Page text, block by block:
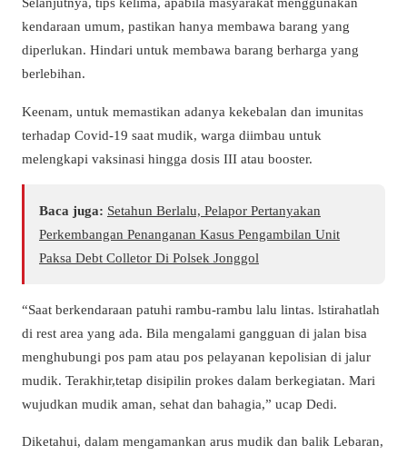
kendaraan umum, pastikan hanya membawa barang yang
diperlukan. Hindari untuk membawa barang berharga yang
berlebihan.
Keenam, untuk memastikan adanya kekebalan dan imunitas
terhadap Covid-19 saat mudik, warga diimbau untuk
melengkapi vaksinasi hingga dosis III atau booster.
Baca juga: Setahun Berlalu, Pelapor Pertanyakan
Perkembangan Penanganan Kasus Pengambilan Unit
Paksa Debt Colletor Di Polsek Jonggol
“Saat berkendaraan patuhi rambu-rambu lalu lintas. lstirahatlah
di rest area yang ada. Bila mengalami gangguan di jalan bisa
menghubungi pos pam atau pos pelayanan kepolisian di jalur
mudik. Terakhir,tetap disipilin prokes dalam berkegiatan. Mari
wujudkan mudik aman, sehat dan bahagia,” ucap Dedi.
Diketahui, dalam mengamankan arus mudik dan balik Lebaran,